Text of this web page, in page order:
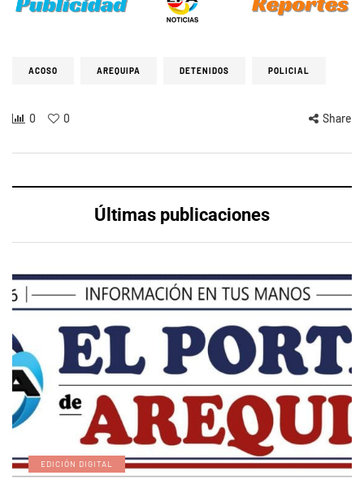
ACOSO AREQUIPA DETENIDOS POLICIAL
0 0 Share
Últimas publicaciones
EDICIÓN DIGITAL